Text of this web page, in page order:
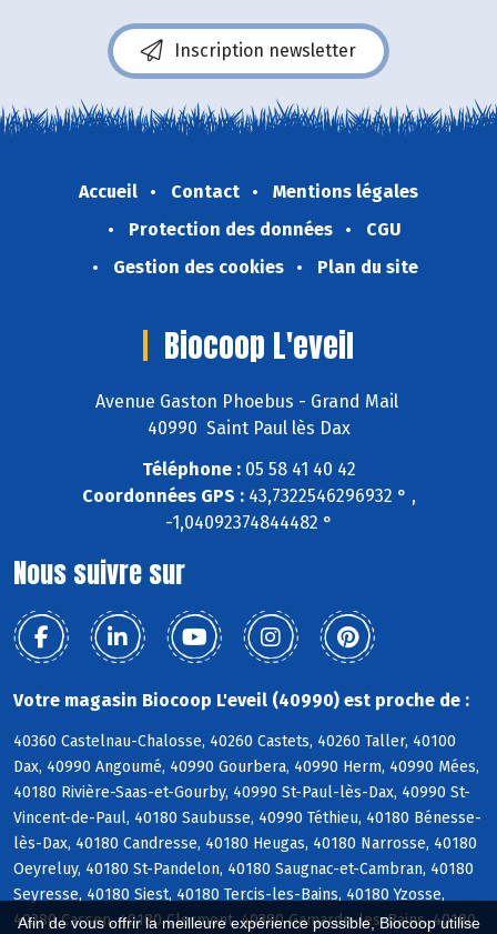
Afin de vous offrir la meilleure expérience possible, Biocoop utilise
Inscription newsletter
Accueil Contact
Mentions légales
Protection des données
CGU
Gestion des cookies
Plan du site
Biocoop L'eveil
Avenue Gaston Phoebus - Grand Mail
40990 Saint Paul lès Dax
Téléphone :05 58 41 40 42
Coordonnées GPS :43,7322546296932 ° ,
-1,04092374844482 °
Nous suivre sur
Votre magasin Biocoop L'eveil (40990) est proche de :
40360 Castelnau-Chalosse, 40260 Castets, 40260 Taller, 40100
Dax, 40990 Angoumé, 40990 Gourbera, 40990 Herm, 40990 Mées,
40180 Rivière-Saas-et-Gourby, 40990 St-Paul-lès-Dax, 40990 St-
Vincent-de-Paul, 40180 Saubusse, 40990 Téthieu, 40180 Bénesse-
lès-Dax, 40180 Candresse, 40180 Heugas, 40180 Narrosse, 40180
Oeyreluy, 40180 St-Pandelon, 40180 Saugnac-et-Cambran, 40180
Seyresse, 40180 Siest, 40180 Tercis-les-Bains, 40180 Yzosse,
40380 Cassen, 40180 Clermont, 40380 Gamarde-les-Bains, 40180